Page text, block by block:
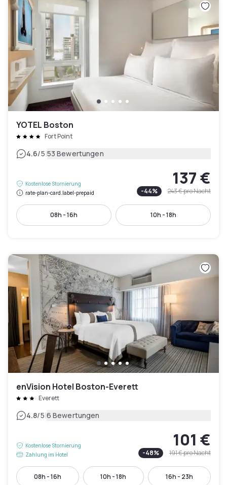
YOTEL Boston
Fort Point
4.6/5|53 Bewertungen
Kostenlose Stornierung
rate-plan-card.label-prepaid
137 €
-44% 243 €pro Nacht
08h - 16h 10h - 18h
enVision Hotel Boston-Everett
Everett
4.8/5|6 Bewertungen
Kostenlose Stornierung
Zahlung im Hotel
101 €
-48% 191 €pro Nacht
08h - 16h 10h - 18h 16h - 23h